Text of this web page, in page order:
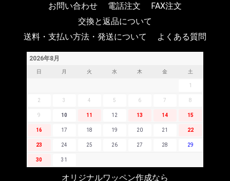
お問い合わせ
電話注文
FAX注文
交換と返品について
送料・支払い方法・発送について
よくある質問
2026年8月
日 月 火 水 木 金 土
1
2 3 4 5 6 7 8
9 10 11 12 13 14 15
16 17 18 19 20 21 22
23 24 25 26 27 28 29
30 31
オリジナルワッペン作成なら